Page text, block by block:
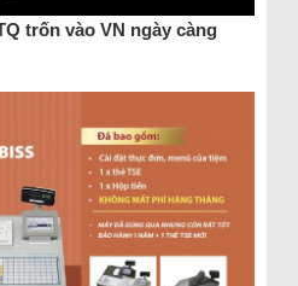
trốn vào VN ngày càng